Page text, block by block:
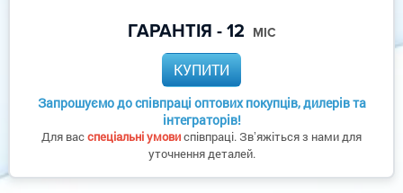
ГАРАНТІЯ - 12 МІС
КУПИТИ
Запрошуємо до співпраці оптових покупців, дилерів та
інтеграторів!
Для васспеціальні умовиспівпраці. Звʼяжіться з нами для
уточнення деталей.